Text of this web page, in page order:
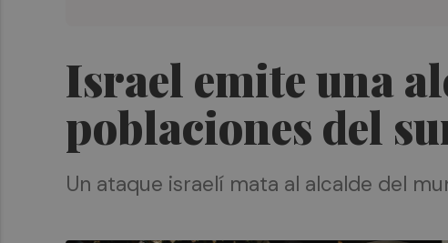
Israel emite una
poblaciones del
Un ataque israelí mata al alcalde del